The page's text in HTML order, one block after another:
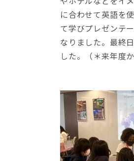
に合わせて英語を
て学びプレゼンテ
なりました。最終
した。（＊来年度